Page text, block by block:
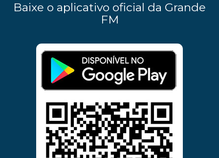
Baixe o aplicativo oficial da Grande
FM